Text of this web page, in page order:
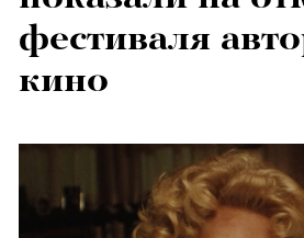
фестиваля
кино